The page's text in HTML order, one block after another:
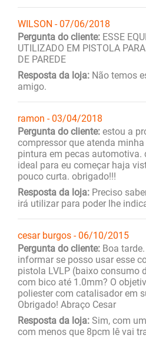
WILSON - 07/06/2018
Pergunta do cliente: ESSE
UTILIZADO EM PISTOLA
DE PAREDE
Resposta da loja: Não temos
amigo.
ramon - 03/04/2018
Pergunta do cliente: estou a
compressor que atenda
pintura em pecas automotiva.
ideal para eu começar haja
pouco curta. obrigado!!!
Resposta da loja: Preciso
irá utilizar para poder lhe
cesar burgos - 06/10/2015
Pergunta do cliente: Boa
informar se posso usar esse
pistola LVLP (baixo consumo
com bico até 1.0mm? O
poliester com catalisador em
Obrigado! Abraço Cesar
Resposta da loja: Sim, com
com menos que 8pcm lê vai